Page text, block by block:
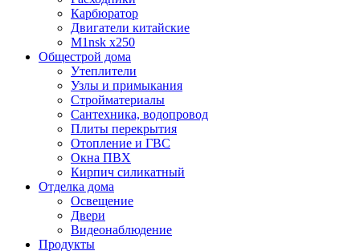
Карбюратор
Двигатели китайские
M1nsk x250
Общестрой дома
Утеплители
Узлы и примыкания
Стройматериалы
Сантехника, водопровод
Плиты перекрытия
Отопление и ГВС
Окна ПВХ
Кирпич силикатный
Отделка дома
Освещение
Двери
Видеонаблюдение
Продукты